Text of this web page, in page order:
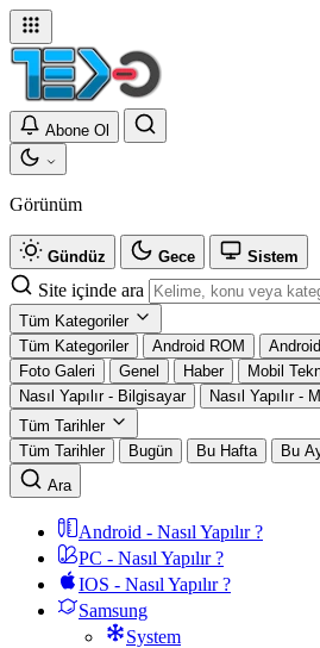
Abone Ol
Görünüm
Gündüz Gece Sistem
Site içinde ara
Tüm Kategoriler
Tüm Kategoriler
Android ROM
Foto Galeri
Genel Haber
Mobil
Nasıl Yapılır - Bilgisayar
Nasıl Yapılır -
Tüm Tarihler
Tüm Tarihler
Bugün Bu Hafta Bu
Ara
Android - Nasıl Yapılır ?
PC - Nasıl Yapılır ?
IOS - Nasıl Yapılır ?
Samsung
System